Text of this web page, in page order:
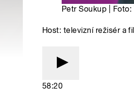
Petr Soukup | Foto:
Host: televizní režisér a
58:20